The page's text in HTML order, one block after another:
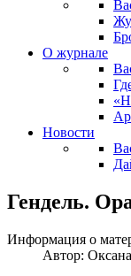
О журнале
Новости
Гендель.
Информация о
Автор: